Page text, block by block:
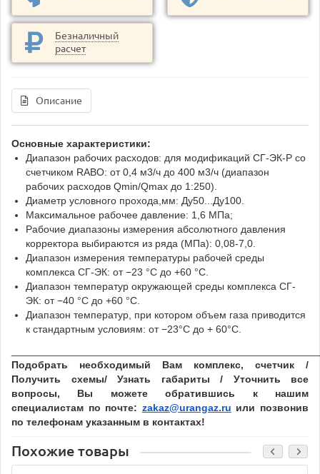
Безналичный
расчет
Описание
Основные характеристики:
Диапазон рабочих расходов: для модификаций СГ-ЭК-Р со
счетчиком RABO: от 0,4 м3/ч до 400 м3/ч (диапазон
рабочих расходов Qmin/Qmax до 1:250).
Диаметр условного прохода,мм: Ду50...Ду100.
Максимальное рабочее давление: 1,6 МПа;
Рабочие диапазоны измерения абсолютного давления
корректора выбираются из ряда (МПа): 0,08-7,0.
Диапазон измерения температуры рабочей среды
комплекса СГ-ЭК: от −23 °С до +60 °С.
Диапазон температур окружающей среды комплекса СГ-
ЭК: от −40 °С до +60 °С.
Диапазон температур, при котором объем газа приводится
к стандартным условиям: от −23°С до + 60°С.
Подобрать необходимый Вам комплекс, счетчик /
Получить схемы/ Узнать габариты / Уточнить все
вопросы, Вы можете обратившись к нашим
специалистам по почте: zakaz@urangaz.ru или позвонив
по телефонам указанным в контактах!
Похожие товары